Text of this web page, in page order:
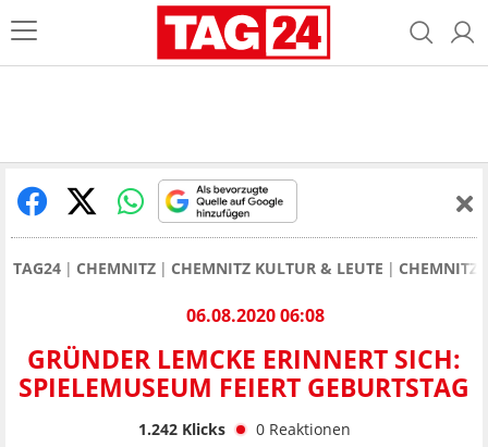
TAG24 CHEMNITZ CHEMNITZ KULTUR & LEUTE CHEMNITZ:
06.08.2020 06:08
GRÜNDER LEMCKE ERINNERT SICH:
SPIELEMUSEUM FEIERT GEBURTSTAG
1.242Klicks 0 Reaktionen